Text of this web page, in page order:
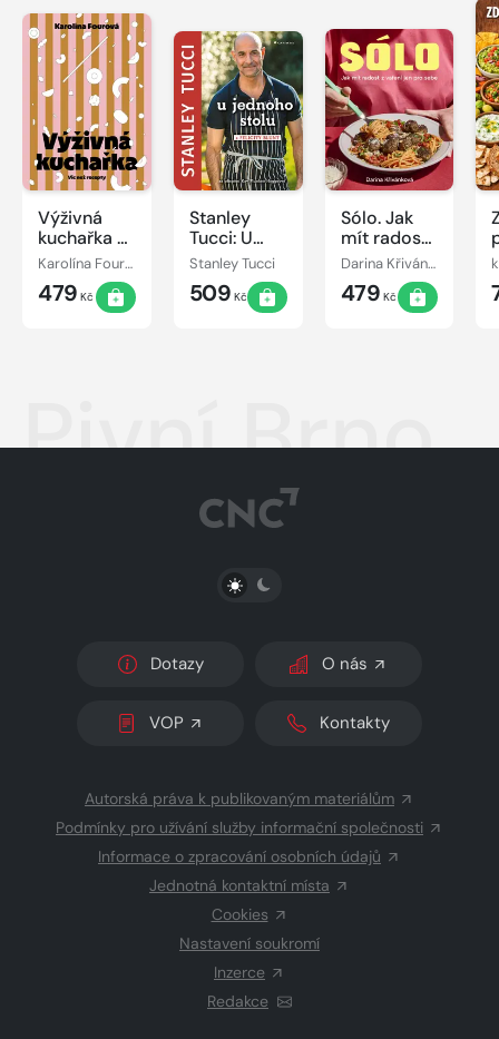
Výživná
kuchařka -
Víc než
recepty
Karolína Fourová
479 Kč
Stanley
Tucci: U
jednoho
stolu
Stanley Tucci
509 Kč
Sólo. Jak
mít radost
z vaření jen
pro sebe
Darina Křivánková
479 Kč
Pivní Brno
PŘEPNOUT SVĚTLÝ/TMAVÝ REŽIM
Dotazy O nás
VOP Kontakty
Autorská práva k publikovaným materiálům
Podmínky pro užívání služby informační společnosti
Informace o zpracování osobních údajů
Jednotná kontaktní místa
Cookies
Nastavení soukromí
Inzerce
Redakce